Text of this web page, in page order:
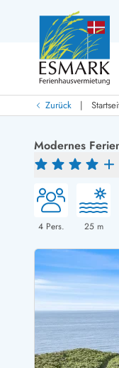
Last Minute
Last Minute
Neu bei uns!
Neue Ferienhäuser bei
Neurenovierte
Ferienhäuser mit
Ferienhäuser dicht am
Ferienhäuser neu gebaut
Ferienhäuser mit Sauna
Ferienhäuser Nicht-
Ferienhäuser mit Aussicht
Ferienhäuser mit
Ferienhäuser mit
Ferienhäuser mit
Zurück |
Modernes
4Pers. 25m